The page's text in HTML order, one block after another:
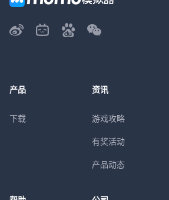
产品
下载
资讯
游戏攻略
有奖活动
产品动态